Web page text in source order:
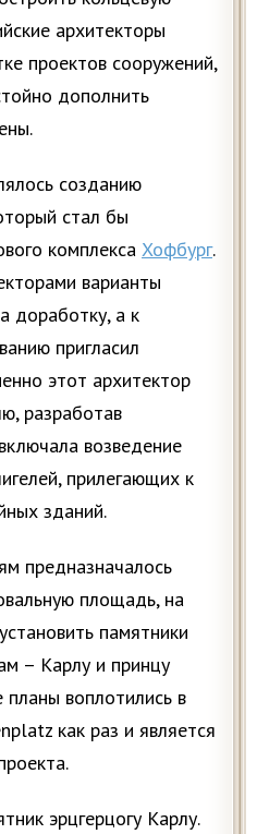
архитекторы
проектов сооружений,
дополнить
созданию
стал бы
комплекса Хофбург.
варианты
доработку, а к
пригласил
этот архитектор
разработав
возведение
прилегающих к
зданий.
предназначалось
площадь, на
памятники
– Карлу и принцу
планы воплотились в
как раз и является
эрцгерцогу Карлу.